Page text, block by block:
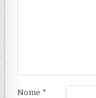
Nome *